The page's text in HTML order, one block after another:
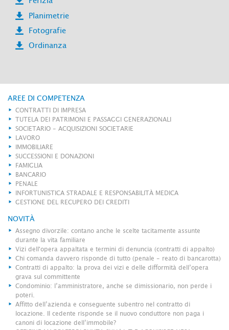
Planimetrie
Fotografie
Ordinanza
AREE DI COMPETENZA
CONTRATTI DI IMPRESA
TUTELA DEI PATRIMONI E PASSAGGI GENERAZIONALI
SOCIETARIO - ACQUISIZIONI SOCIETARIE
LAVORO
IMMOBILIARE
SUCCESSIONI E DONAZIONI
FAMIGLIA
BANCARIO
PENALE
INFORTUNISTICA STRADALE E RESPONSABILITÀ MEDICA
GESTIONE DEL RECUPERO DEI CREDITI
NOVITÀ
Assegno divorzile: contano anche le scelte tacitamente assunte
durante la vita familiare
Vizi dell'opera appaltata e termini di denuncia (contratti di appalto)
Chi comanda davvero risponde di tutto (penale - reato di bancarotta)
Contratti di appalto: la prova dei vizi e delle difformità dell’opera
grava sul committente
Condominio: l’amministratore, anche se dimissionario, non perde i
poteri.
Affitto dell’azienda e conseguente subentro nel contratto di
locazione. Il cedente risponde se il nuovo conduttore non paga i
canoni di locazione dell’immobile?